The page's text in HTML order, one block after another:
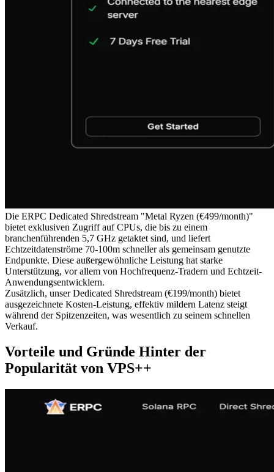
Die ERPC Dedicated Shredstream "Metal Ryzen (€499/month)"
bietet exklusiven Zugriff auf CPUs, die bis zu einem
branchenführenden 5,7 GHz getaktet sind, und liefert
Echtzeitdatenströme 70-100m schneller als gemeinsam genutzte
Endpunkte. Diese außergewöhnliche Leistung hat starke
Unterstützung, vor allem von Hochfrequenz-Tradern und Echtzeit-
Anwendungsentwicklern.
Zusätzlich, unser Dedicated Shredstream (€199/month) bietet
ausgezeichnete Kosten-Leistung, effektiv mildern Latenz steigt
während der Spitzenzeiten, was wesentlich zu seinem schnellen
Verkauf.
Vorteile und Gründe Hinter der
Popularität von VPS++